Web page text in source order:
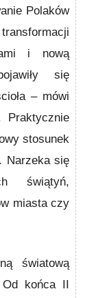
Polaków
i nową
się
– mówi
Praktycznie
stosunek
Narzeka się
świątyń,
miasta czy
światową
Od końca II